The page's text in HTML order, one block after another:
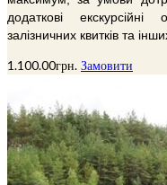
додаткові
залізничних квитків та
1.100.00грн. Замовити